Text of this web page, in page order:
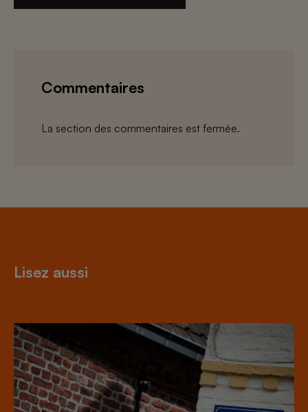
Commentaires
La section des commentaires est fermée.
Lisez aussi